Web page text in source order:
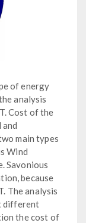
of energy
analysis
Cost of the
main types
Wind
Savonious
because
The analysis
different
the cost of